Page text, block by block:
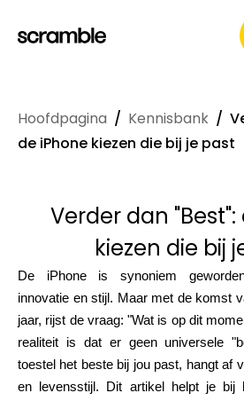
Merken
Hoofdpagina / Kennisbank /
de iPhone kiezen die bij je past
Verder dan
kiezen die bij
De iPhone is synoniem
innovatie en stijl. Maar met de komst
jaar, rijst de vraag: "Wat is op dit
realiteit is dat er geen universele
toestel het beste bij jou past, hangt af
en levensstijl. Dit artikel helpt je bij